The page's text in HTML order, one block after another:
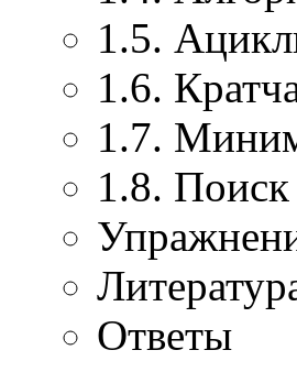
1.5.
1.6.
1.7.
1.8.
Ответы